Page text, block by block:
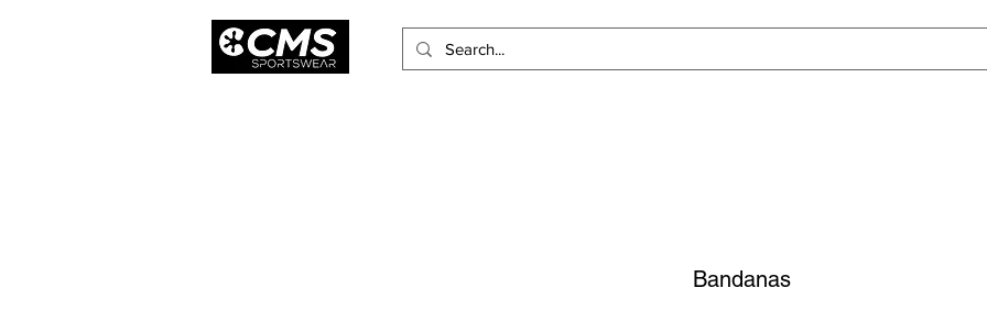
Bandanas